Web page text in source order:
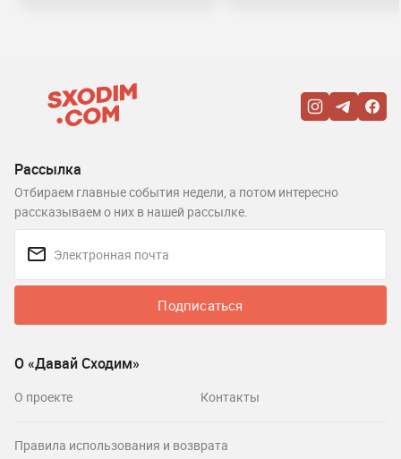
Рассылка
Отбираем главные события недели, а потом интересно
рассказываем о них в нашей рассылке.
Подписаться
О «Давай Сходим»
О проекте Контакты
Правила использования и возврата